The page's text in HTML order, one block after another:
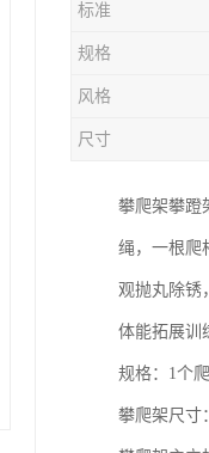
标准
规格
风格
尺寸
攀爬架攀蹬
绳，一根爬
观抛丸除锈
体能拓展训
规格：1个
攀爬架尺寸